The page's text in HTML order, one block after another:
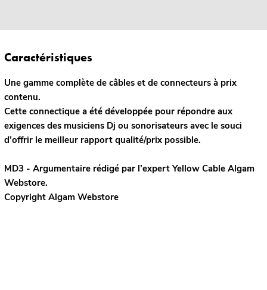
Caractéristiques
Une gamme complète de câbles et de connecteurs à prix
contenu.
Cette connectique a été développée pour répondre aux
exigences des musiciens Dj ou sonorisateurs avec le souci
d’offrir le meilleur rapport qualité/prix possible.
MD3 - Argumentaire rédigé par l’expertYellow CableAlgam
Webstore.
Copyright Algam Webstore